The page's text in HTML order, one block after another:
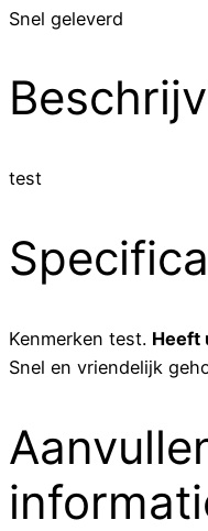
Snel geleverd
test
Kenmerken test. Heeft
Snel en vriendelijk